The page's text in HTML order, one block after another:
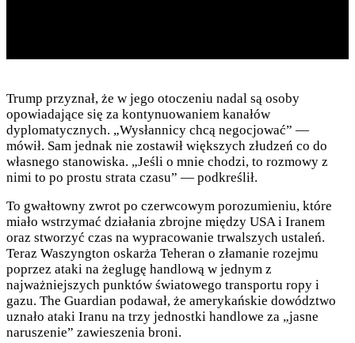
Trump przyznał, że w jego otoczeniu nadal są osoby
opowiadające się za kontynuowaniem kanałów
dyplomatycznych. „Wysłannicy chcą negocjować” —
mówił. Sam jednak nie zostawił większych złudzeń co do
własnego stanowiska. „Jeśli o mnie chodzi, to rozmowy z
nimi to po prostu strata czasu” — podkreślił.
To gwałtowny zwrot po czerwcowym porozumieniu, które
miało wstrzymać działania zbrojne między USA i Iranem
oraz stworzyć czas na wypracowanie trwalszych ustaleń.
Teraz Waszyngton oskarża Teheran o złamanie rozejmu
poprzez ataki na żeglugę handlową w jednym z
najważniejszych punktów światowego transportu ropy i
gazu. The Guardian podawał, że amerykańskie dowództwo
uznało ataki Iranu na trzy jednostki handlowe za „jasne
naruszenie” zawieszenia broni.